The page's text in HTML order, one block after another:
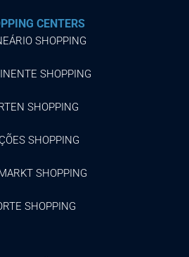
CENTERS
SHOPPING
SHOPPING
SHOPPING
SHOPPING
SHOPPING
SHOPPING